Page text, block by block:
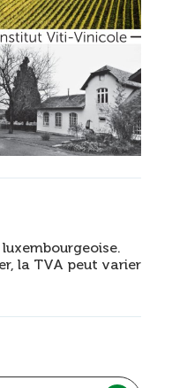
la TVA peut varier